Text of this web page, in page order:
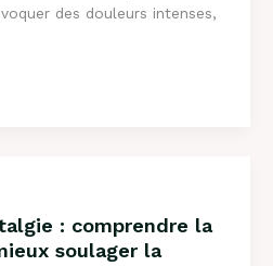
des douleurs intenses,
: comprendre la
soulager la